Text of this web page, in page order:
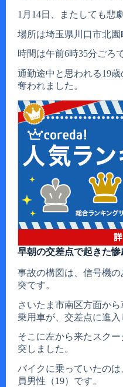
1月14日、またしても悲
場所は埼玉県川口市北園
時間は午前6時35分ごろ
通勤途中と思われる19
奪われました。
早朝の交差点で起きた惨
事故の構図は、信号機
突です。
さいたま市南区方面か
乗用車が、交差点に進入
そこに左から来たスク
突しました。
バイクに乗っていたの
員男性（19）です。